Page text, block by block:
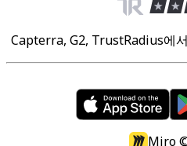
Capterra, G2, TrustRadius에
Miro